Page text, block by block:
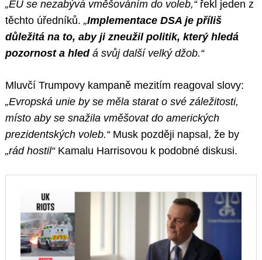
„EU se nezabývá vměšováním do voleb,“řekl jeden z
těchto úředníků. „Implementace DSA je příliš
důležitá na to, aby ji zneužil politik, který hledá
pozornost a hledá svůj další velký džob.“
Mluvčí Trumpovy kampaně mezitím reagoval slovy:
„Evropská unie by se měla starat o své záležitosti,
místo aby se snažila vměšovat do amerických
prezidentských voleb.“ Musk později napsal, že by
„rád hostil“Kamalu Harrisovou k podobné diskusi.